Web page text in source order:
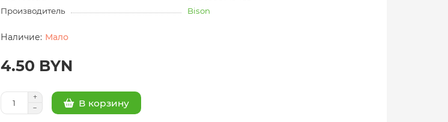
Производитель
Bison
Мало
4.50 BYN
В корзину